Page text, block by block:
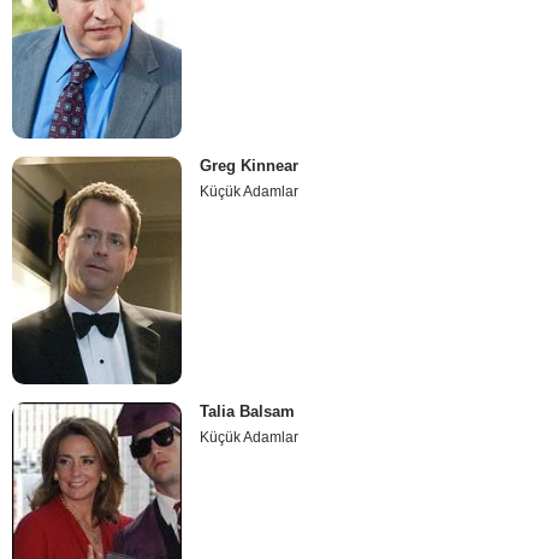
Greg Kinnear
Küçük Adamlar
Talia Balsam
Küçük Adamlar